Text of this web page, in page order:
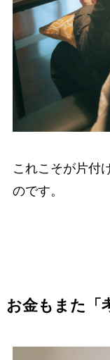
これこそが片付
のです。
お金もまた「